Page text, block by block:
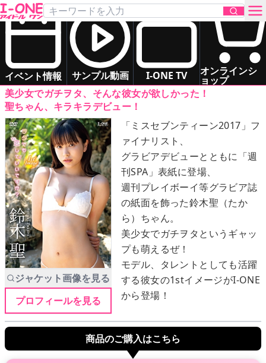
イベント情報 サンプル動画 I-ONE TV オンラインシ
ョップ
お問い合わせ
TOP
DVD
Blu-ray
サンプル動画
イベント情報
アイドル一覧
鈴木 聖
「ヲタでも恋していいですか？」
スレンダー
グラマー 癒し系
美少女でガチヲタ、そんな彼女が欲しかった！
聖ちゃん、キラキラデビュー！
ジャケット画像を見る
プロフィールを見る
「ミスセブンティーン2017」フ
ァイナリスト、
グラビアデビューとともに「週
刊SPA」表紙に登場、
週刊プレイボーイ等グラビア誌
の紙面を飾った鈴木聖（たか
ら）ちゃん。
美少女でガチヲタというギャッ
プも萌えるぜ！
モデル、タレントとしても活躍
する彼女の1stイメージがI-ONE
から登場！
商品のご購入はこちら